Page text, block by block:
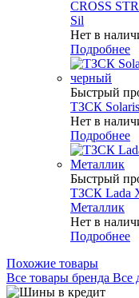
CROSS
Sil
Нет в
Подробнее
Быстрый
ТЗСК
Нет в
Подробнее
Быстрый
ТЗСК Lada
Металлик
Нет в
Подробнее
Похожие товары
Все товары бренда Все